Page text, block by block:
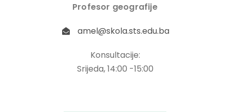
Profesor geografije
amel@skola.sts.edu.ba
Konsultacije:
Srijeda, 14:00 -15:00